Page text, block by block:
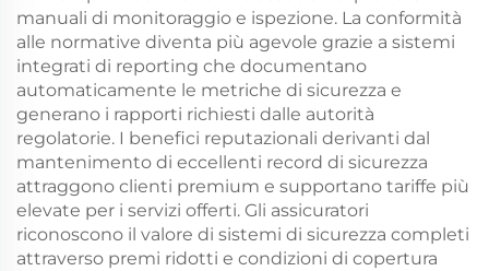
manuali di monitoraggio e ispezione. La conformità
alle normative diventa più agevole grazie a sistemi
integrati di reporting che documentano
automaticamente le metriche di sicurezza e
generano i rapporti richiesti dalle autorità
regolatorie. I benefici reputazionali derivanti dal
mantenimento di eccellenti record di sicurezza
attraggono clienti premium e supportano tariffe più
elevate per i servizi offerti. Gli assicuratori
riconoscono il valore di sistemi di sicurezza completi
attraverso premi ridotti e condizioni di copertura